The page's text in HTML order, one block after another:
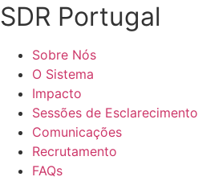
SDR Portugal
Sobre Nós
O Sistema
Impacto
Sessões de Esclarecimento
Comunicações
Recrutamento
FAQs